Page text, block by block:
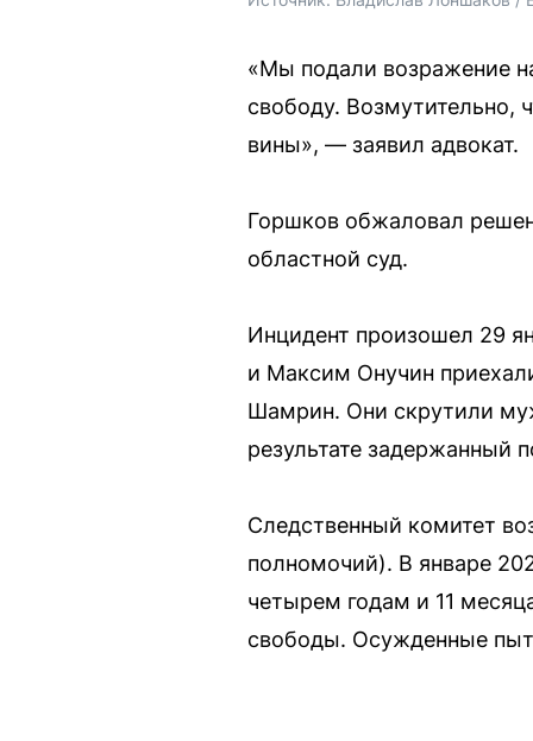
«Мы подали возражение
свободу. Возмутительно,
вины», — заявил адвокат.
Горшков обжаловал
областной суд.
Инцидент произошел 29
и Максим Онучин
Шамрин. Они скрутили
результате задержанный
Следственный комитет
полномочий). В январе
четырем годам и 11
свободы. Осужденные